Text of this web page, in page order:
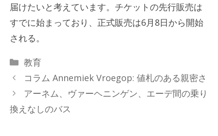
届けたいと考えています。チケットの先行販売は
すでに始まっており、正式販売は6月8日から開始
される。
カ
テ
リ
ー
教育
コラム Annemiek Vroegop: 値札のある親密さ
アーネム、ヴァーヘニンゲン、エーデ間の乗り
換えなしのバス